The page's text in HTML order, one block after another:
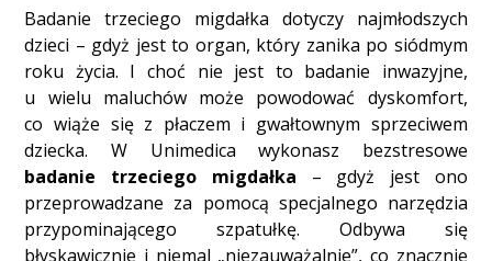
Badanie trzeciego migdałka dotyczy najmłodszych
dzieci – gdyż jest to organ, który zanika po siódmym
roku życia. I choć nie jest to badanie inwazyjne,
u wielu maluchów może powodować dyskomfort,
co wiąże się z płaczem i gwałtownym sprzeciwem
dziecka. W Unimedica wykonasz bezstresowe
badanie trzeciego migdałka – gdyż jest ono
przeprowadzane za pomocą specjalnego narzędzia
przypominającego szpatułkę. Odbywa się
błyskawicznie i niemal „niezauważalnie”, co znacznie